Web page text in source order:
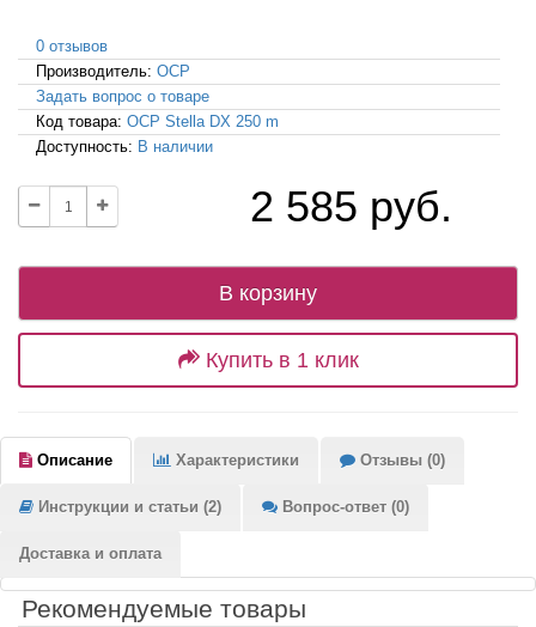
0 отзывов
Производитель: OCP
Задать вопрос о товаре
Код товара: OCP Stella DX 250 m
Доступность: В наличии
2 585 руб.
В корзину
Купить в 1 клик
Описание Характеристики Отзывы (0)
Инструкции и статьи (2) Вопрос-ответ (0)
Доставка и оплата
Рекомендуемые товары